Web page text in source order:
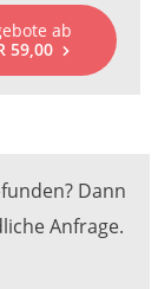
ab
59,00
Dann
Anfrage.